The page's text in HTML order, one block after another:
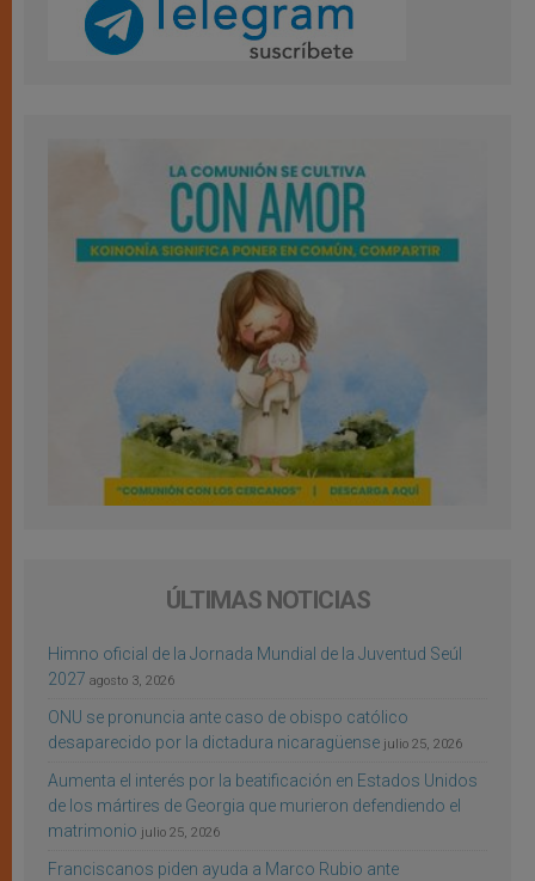
ÚLTIMAS NOTICIAS
Himno oficial de la Jornada Mundial de la Juventud Seúl
2027 agosto 3, 2026
ONU se pronuncia ante caso de obispo católico
desaparecido por la dictadura nicaragüense julio 25, 2026
Aumenta el interés por la beatificación en Estados Unidos
de los mártires de Georgia que murieron defendiendo el
matrimonio julio 25, 2026
Franciscanos piden ayuda a Marco Rubio ante